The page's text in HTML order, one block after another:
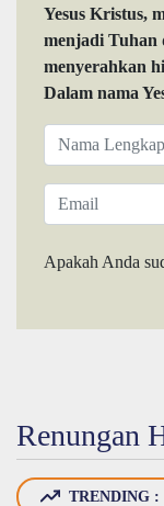
Yesus Kristus,
menjadi Tuhan
menyerahkan
Dalam nama
Apakah Anda
Renungan
TRENDING :